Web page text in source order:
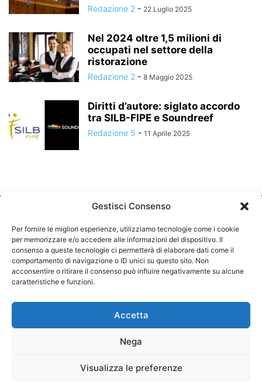
Redazione 2 - 22 Luglio 2025
Nel 2024 oltre 1,5 milioni di
occupati nel settore della
ristorazione
Redazione 2 - 8 Maggio 2025
Diritti d’autore: siglato accordo
tra SILB-FIPE e Soundreef
Redazione 5 - 11 Aprile 2025
CHI SIAMO
SEGUICI
©
Gestisci Consenso
Per fornire le migliori esperienze, utilizziamo tecnologie come i cookie
per memorizzare e/o accedere alle informazioni del dispositivo. Il
consenso a queste tecnologie ci permetterà di elaborare dati come il
comportamento di navigazione o ID unici su questo sito. Non
acconsentire o ritirare il consenso può influire negativamente su alcune
caratteristiche e funzioni.
Accetta
Nega
Visualizza le preferenze